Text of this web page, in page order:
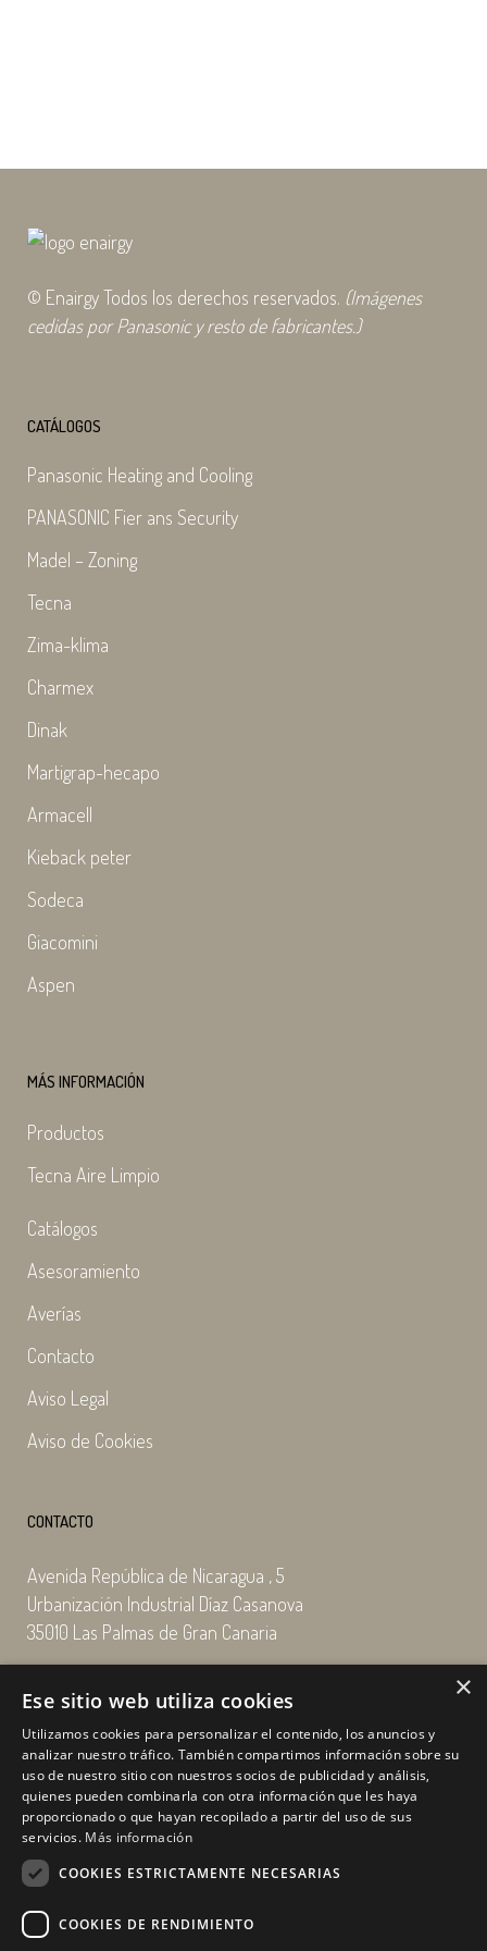
© Enairgy Todos los derechos reservados. (Imágenes
cedidas por Panasonic y resto de fabricantes.)
CATÁLOGOS
Panasonic Heating and Cooling
PANASONIC Fier ans Security
Madel – Zoning
Tecna
Zima-klima
Charmex
Dinak
Martigrap-hecapo
Armacell
Kieback peter
Sodeca
Giacomini
Aspen
MÁS INFORMACIÓN
Productos
Tecna Aire Limpio
Catálogos
Asesoramiento
Averías
Contacto
Aviso Legal
Aviso de Cookies
CONTACTO
Avenida República de Nicaragua , 5
Urbanización Industrial Díaz Casanova
35010 Las Palmas de Gran Canaria
Email: enairgy@enairgy.es
Horariode lunes a jueves
de 07:00 a 16:00 horas
viernes de 07:00 a 15:00 horas
sábados y domingo, cerrado.
×
Ese sitio web utiliza cookies
Utilizamos cookies para personalizar el contenido, los anuncios y
analizar nuestro tráfico. También compartimos información sobre su
uso de nuestro sitio con nuestros socios de publicidad y análisis,
quienes pueden combinarla con otra información que les haya
proporcionado o que hayan recopilado a partir del uso de sus
servicios. Más información
COOKIES ESTRICTAMENTE NECESARIAS
COOKIES DE RENDIMIENTO